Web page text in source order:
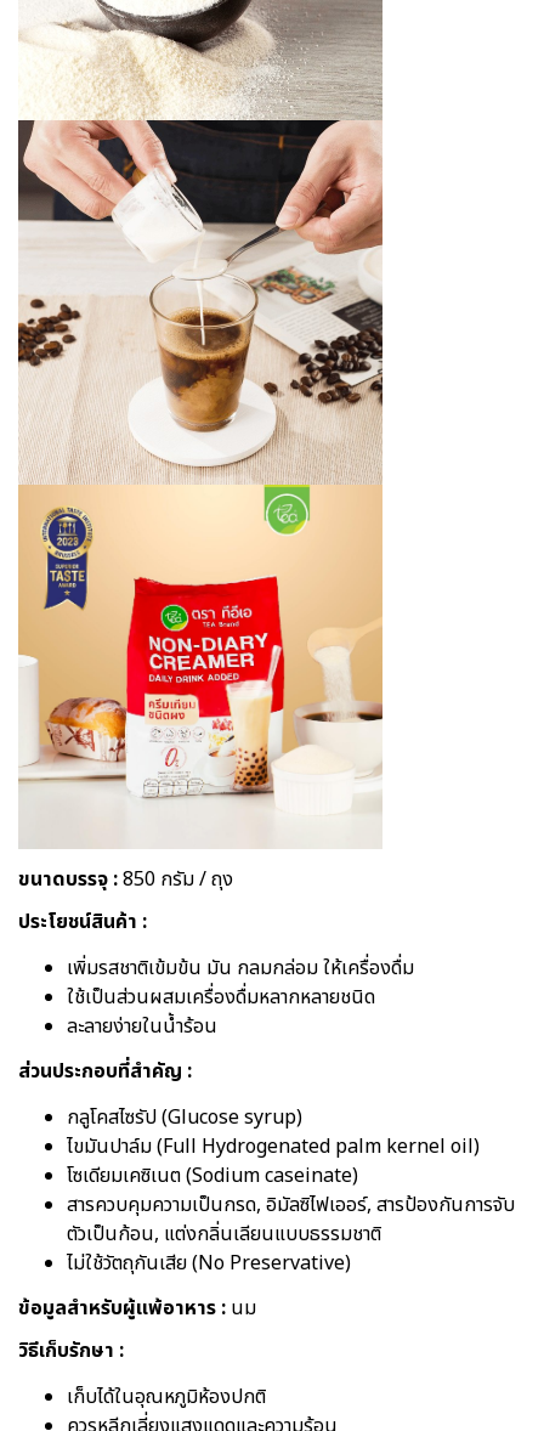
ขนาดบรรจุ :850 กรัม / ถุง
ประโยชน์สินค้า :
เพิ่มรสชาติเข้มข้น มัน กลมกล่อม ให้เครื่องดื่ม
ใช้เป็นส่วนผสมเครื่องดื่มหลากหลายชนิด
ละลายง่ายในน้ำร้อน
ส่วนประกอบที่สำคัญ :
กลูโคสไซรัป (Glucose syrup)
ไขมันปาล์ม (Full Hydrogenated palm kernel oil)
โซเดียมเคซิเนต (Sodium caseinate)
สารควบคุมความเป็นกรด, อิมัลซิไฟเออร์, สารป้องกันการจับ
ตัวเป็นก้อน, แต่งกลิ่นเลียนแบบธรรมชาติ
ไม่ใช้วัตถุกันเสีย (No Preservative)
ข้อมูลสำหรับผู้แพ้อาหาร : นม
วิธีเก็บรักษา :
เก็บได้ในอุณหภูมิห้องปกติ